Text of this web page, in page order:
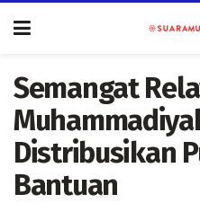
Semangat
Distribusikan
Bantuan